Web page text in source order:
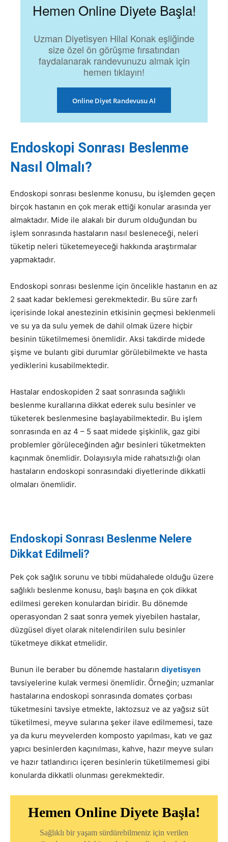
Hemen Online Diyete Başla!
Uzman Diyetisyen Hilal Konak eşliğinde
size özel ön görüşme fırsatından
faydalanarak randevunuzu almak için
hemen tıklayın!
Online Diyet Randevusu Al
Endoskopi Sonrası Beslenme
Nasıl Olmalı?
Endoskopi sonrası beslenme konusu, bu işlemden geçen
birçok hastanın en çok merak ettiği konular arasında yer
almaktadır. Mide ile alakalı bir durum olduğundan bu
işlem sonrasında hastaların nasıl besleneceği, neleri
tüketip neleri tüketemeyeceği hakkında araştırmalar
yapmaktadır.
Endoskopi sonrası beslenme için öncelikle hastanın en az
2 saat kadar beklemesi gerekmektedir. Bu süre zarfı
içerisinde lokal anestezinin etkisinin geçmesi beklenmeli
ve su ya da sulu yemek de dahil olmak üzere hiçbir
besinin tüketilmemesi önemlidir. Aksi takdirde midede
şişme ve bulantı gibi durumlar görülebilmekte ve hasta
yediklerini kusabilmektedir.
Hastalar endoskopiden 2 saat sonrasında sağlıklı
beslenme kurallarına dikkat ederek sulu besinler ve
tüketerek beslenmesine başlayabilmektedir. Bu işlem
sonrasında en az 4 – 5 saat midede şişkinlik, gaz gibi
problemler görüleceğinden ağır besinleri tüketmekten
kaçınmak önemlidir. Dolayısıyla mide rahatsızlığı olan
hastaların endoskopi sonrasındaki diyetlerinde dikkatli
olmaları önemlidir.
Endoskopi Sonrası Beslenme Nelere
Dikkat Edilmeli?
Pek çok sağlık sorunu ve tıbbi müdahalede olduğu üzere
sağlıklı beslenme konusu, başlı başına en çok dikkat
edilmesi gereken konulardan biridir. Bu dönemde
operasyondan 2 saat sonra yemek yiyebilen hastalar,
düzgüsel diyet olarak nitelendirilen sulu besinler
tüketmeye dikkat etmelidir.
Bunun ile beraber bu dönemde hastaların diyetisyen
tavsiyelerine kulak vermesi önemlidir. Örneğin; uzmanlar
hastalarına endoskopi sonrasında domates çorbası
tüketmesini tavsiye etmekte, laktozsuz ve az yağsız süt
tüketilmesi, meyve sularına şeker ilave edilmemesi, taze
ya da kuru meyvelerden komposto yapılması, katı ve gaz
yapıcı besinlerden kaçınılması, kahve, hazır meyve suları
ve hazır tatlandırıcı içeren besinlerin tüketilmemesi gibi
konularda dikkatli olunması gerekmektedir.
Hemen Online Diyete Başla!
Sağlıklı bir yaşam sürdürebilmeniz için verilen